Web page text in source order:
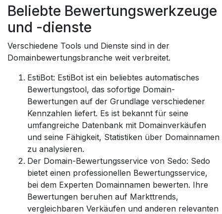
Beliebte Bewertungswerkzeuge
und -dienste
Verschiedene Tools und Dienste sind in der
Domainbewertungsbranche weit verbreitet.
EstiBot: EstiBot ist ein beliebtes automatisches
Bewertungstool, das sofortige Domain-
Bewertungen auf der Grundlage verschiedener
Kennzahlen liefert. Es ist bekannt für seine
umfangreiche Datenbank mit Domainverkäufen
und seine Fähigkeit, Statistiken über Domainnamen
zu analysieren.
Der Domain-Bewertungsservice von Sedo: Sedo
bietet einen professionellen Bewertungsservice,
bei dem Experten Domainnamen bewerten. Ihre
Bewertungen beruhen auf Markttrends,
vergleichbaren Verkäufen und anderen relevanten